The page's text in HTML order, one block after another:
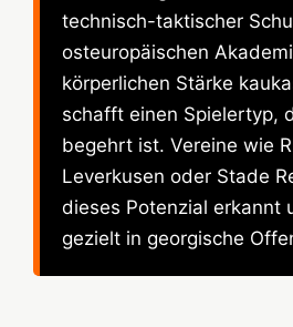
technisch-taktischer
osteuropäischen
körperlichen Stärke
schafft einen Spielertyp,
begehrt ist. Vereine wie
Leverkusen oder Stade
dieses Potenzial erkannt
gezielt in georgische